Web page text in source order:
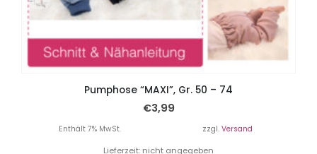
Pumphose “MAXI”, Gr. 50 – 74
€3,99
Enthält 7% MwSt. zzgl. Versand
Lieferzeit: nicht angegeben